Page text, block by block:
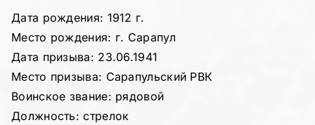
Дата рождения: 1912 г.
Место рождения: г. Сарапул
Дата призыва: 23.06.1941
Место призыва: Сарапульский РВК
Воинское звание: рядовой
Должность: стрелок